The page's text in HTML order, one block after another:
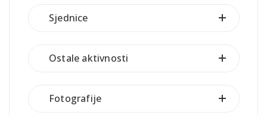
Sjednice
Ostale aktivnosti
Fotografije